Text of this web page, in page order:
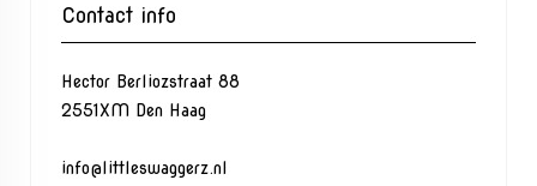
Contact info
Hector Berliozstraat 88
2551XM Den Haag
info@littleswaggerz.nl